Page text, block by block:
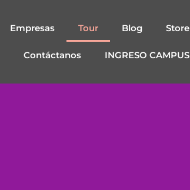
Empresas Tour Blog Store
Contáctanos INGRESO CAMPUS